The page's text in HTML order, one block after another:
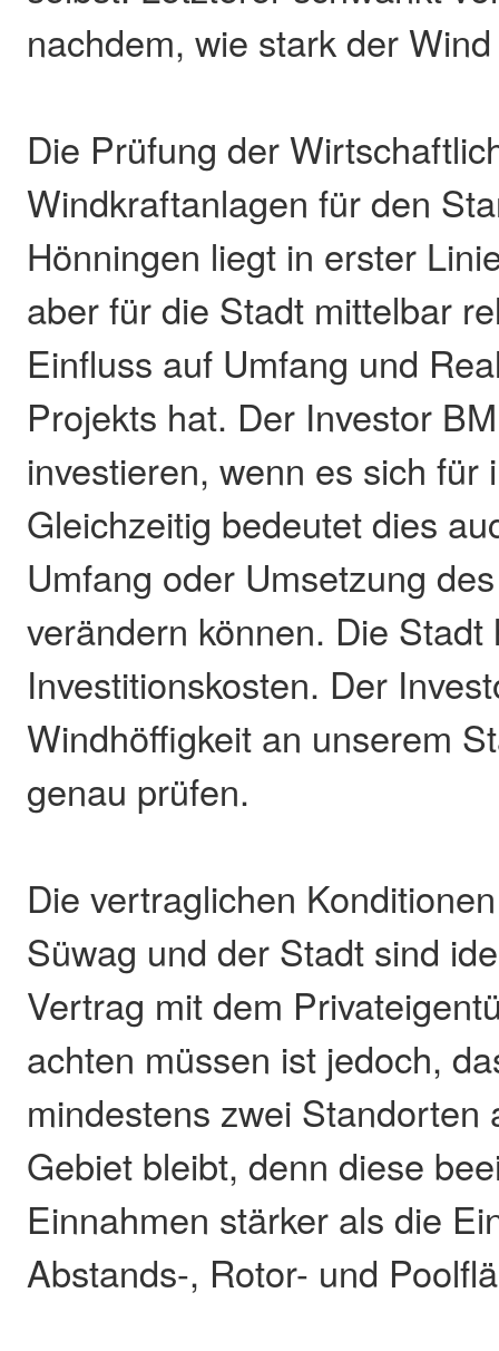
nachdem, wie stark der
Die Prüfung der
Windkraftanlagen für den
Hönningen liegt in erster
aber für die Stadt mittelbar
Einfluss auf Umfang und
Projekts hat. Der Investor
investieren, wenn es sich für
Gleichzeitig bedeutet dies
Umfang oder Umsetzung
verändern können. Die
Investitionskosten. Der
Windhöffigkeit an unserem
genau prüfen.
Die vertraglichen
Süwag und der Stadt sind
Vertrag mit dem
achten müssen ist jedoch,
mindestens zwei Standorten
Gebiet bleibt, denn diese
Einnahmen stärker als die
Abstands-, Rotor- und